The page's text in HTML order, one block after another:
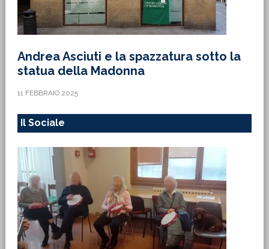
Andrea Asciuti e la spazzatura sotto la
statua della Madonna
11 FEBBRAIO 2025
Il Sociale